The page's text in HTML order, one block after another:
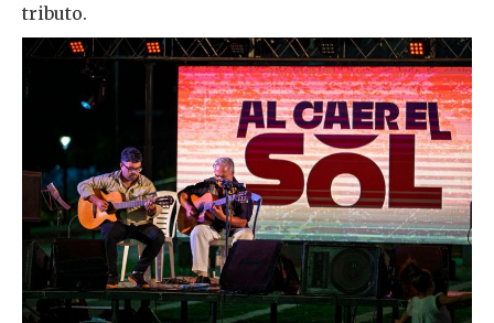
tributo.